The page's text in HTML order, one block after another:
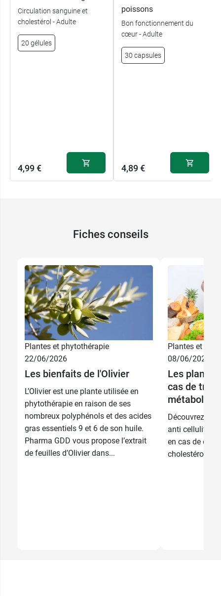
Circulation sanguine et
cholestérol - Adulte
20 gélules
4,99 €
poissons
Bon fonctionnement du
cœur - Adulte
30 capsules
4,89 €
Fiches conseils
Plantes et phytothérapie
22/06/2026
Les bienfaits de l'Olivier
L’Olivier est une plante utilisée en
phytothérapie en raison de ses
nombreux polyphénols et des acides
gras essentiels 9 et 6 de son huile.
Pharma GDD vous propose l’extrait
de feuilles d’Olivier dans...
Plantes et
08/06/2026
Les
cas de
Découvrez les
anti cellulite
en cas de
cholestérol.